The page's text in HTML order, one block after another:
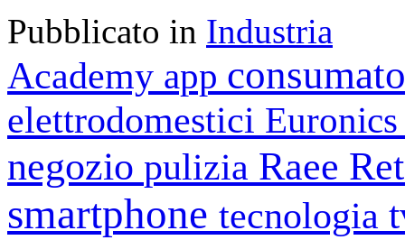
Pubblicato in Industria
Academy app
elettrodomestici
negozio pulizia Raee
smartphone tecnologia